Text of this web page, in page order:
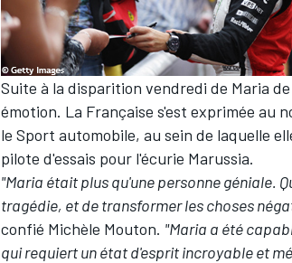
WRC
Suite à la disparition vendredi de Maria
émotion. La Française s'est exprimée au
le Sport automobile, au sein de laquelle
pilote d'essais pour l'écurie Marussia.
"Maria était plus qu'une personne géniale.
tragédie, et de transformer les choses
confié Michèle Mouton. "Maria a été
qui requiert un état d'esprit incroyable et